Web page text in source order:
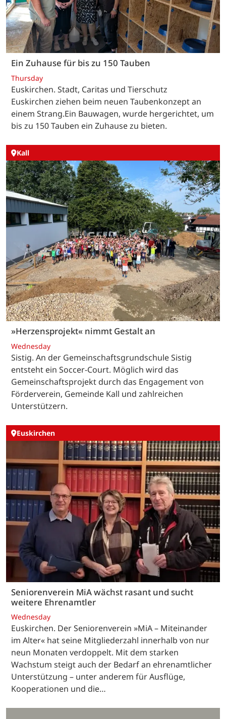
Ein Zuhause für bis zu 150 Tauben
Thursday
Euskirchen. Stadt, Caritas und Tierschutz
Euskirchen ziehen beim neuen Taubenkonzept an
einem Strang.Ein Bauwagen, wurde hergerichtet, um
bis zu 150 Tauben ein Zuhause zu bieten.
Kall
»Herzensprojekt« nimmt Gestalt an
Wednesday
Sistig. An der Gemeinschaftsgrundschule Sistig
entsteht ein Soccer-Court. Möglich wird das
Gemeinschaftsprojekt durch das Engagement von
Förderverein, Gemeinde Kall und zahlreichen
Unterstützern.
Euskirchen
Seniorenverein MiA wächst rasant und sucht
weitere Ehrenamtler
Wednesday
Euskirchen. Der Seniorenverein »MiA – Miteinander
im Alter« hat seine Mitgliederzahl innerhalb von nur
neun Monaten verdoppelt. Mit dem starken
Wachstum steigt auch der Bedarf an ehrenamtlicher
Unterstützung – unter anderem für Ausflüge,
Kooperationen und die…